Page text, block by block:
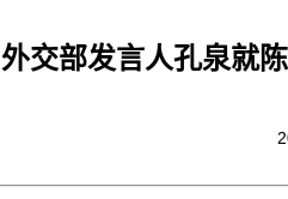
外交部发言人孔泉就